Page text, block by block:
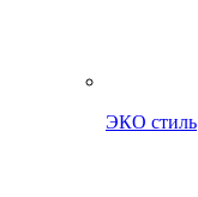
ЭКО стиль